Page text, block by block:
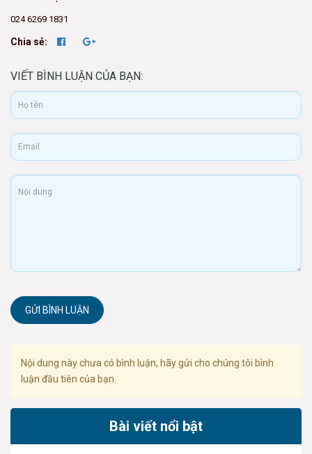
024 6269 1831
Chia sẻ:
VIẾT BÌNH LUẬN CỦA BẠN:
GỬI BÌNH LUẬN
Nội dung này chưa có bình luận, hãy gửi cho chúng tôi bình
luận đầu tiên của bạn.
Bài viết nổi bật